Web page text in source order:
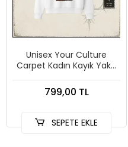
Unisex Your Culture
Carpet Kadın Kayık Yaka
799,00 TL
SEPETE EKLE